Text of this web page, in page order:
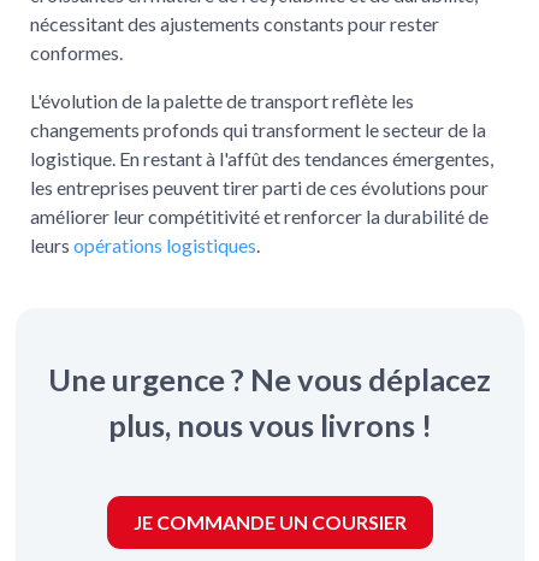
nécessitant des ajustements constants pour rester
conformes.
L'évolution de la palette de transport reflète les
changements profonds qui transforment le secteur de la
logistique. En restant à l'affût des tendances émergentes,
les entreprises peuvent tirer parti de ces évolutions pour
améliorer leur compétitivité et renforcer la durabilité de
leurs opérations logistiques.
Une urgence ? Ne vous déplacez
plus, nous vous livrons !
JE COMMANDE UN COURSIER